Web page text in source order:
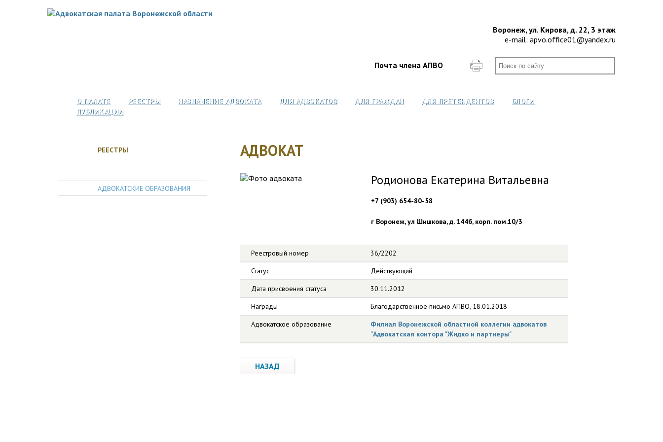
Воронеж, ул. Кирова, д. 22, 3 этаж
e-mail: apvo.office01@yandex.ru
Почта члена АПВО
О ПАЛАТЕ РЕЕСТРЫ НАЗНАЧЕНИЕ АДВОКАТА ДЛЯ АДВОКАТОВ ДЛЯ ГРАЖДАН ДЛЯ ПРЕТЕНДЕНТОВ
БЛОГИ
ПУБЛИКАЦИИ
РЕЕСТРЫ
АДВОКАТСКИЕ ОБРАЗОВАНИЯ
АДВОКАТ
Родионова Екатерина Витальевна
+7 (903) 654-80-58
г Воронеж, ул Шишкова, д. 144б, корп. пом.10/3
Реестровый номер
36/2202
Статус
Действующий
Дата присвоения статуса
30.11.2012
Награды
Благодарственное письмо АПВО, 18.01.2018
Адвокатское образование
Филиал Воронежской областной коллегии адвокатов
"Адвокатская контора "Жидко и партнеры"
НАЗАД